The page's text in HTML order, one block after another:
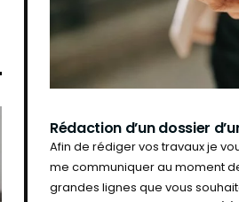
Rédaction d’un dossier
Afin de rédiger vos travaux je
me communiquer au moment
grandes lignes que vous